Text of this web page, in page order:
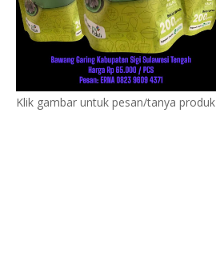
Klik gambar untuk pesan/tanya produk